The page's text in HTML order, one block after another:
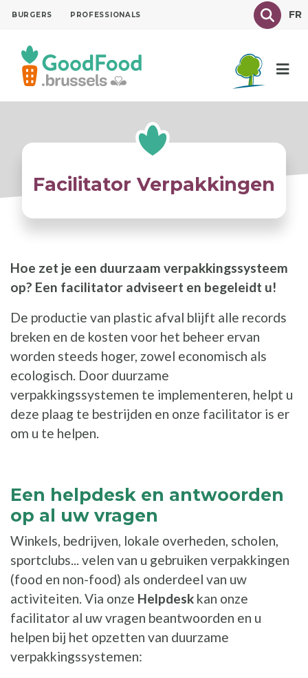
Overslaan
inhoud
gaan
BURGERS PROFESSIONALS TexteFR
Facilitator Verpakkingen
Hoe zet je een duurzaam verpakkingssysteem
op? Een facilitator adviseert en begeleidt u!
De productie van plastic afval blijft alle records
breken en de kosten voor het beheer ervan
worden steeds hoger, zowel economisch als
ecologisch. Door duurzame
verpakkingssystemen te implementeren, helpt u
deze plaag te bestrijden en onze facilitator is er
om u te helpen.
Een helpdesk en antwoorden
op al uw vragen
Winkels, bedrijven, lokale overheden, scholen,
sportclubs... velen van u gebruiken verpakkingen
(food en non-food) als onderdeel van uw
activiteiten. Via onze Helpdesk kan onze
facilitator al uw vragen beantwoorden en u
helpen bij het opzetten van duurzame
verpakkingssystemen: